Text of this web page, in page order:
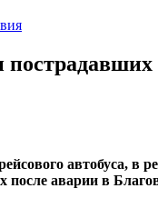
автобуса, в
после аварии в